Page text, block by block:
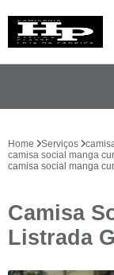
Home Serviços
camisa social manga
camisa social manga
Camisa
Listrada